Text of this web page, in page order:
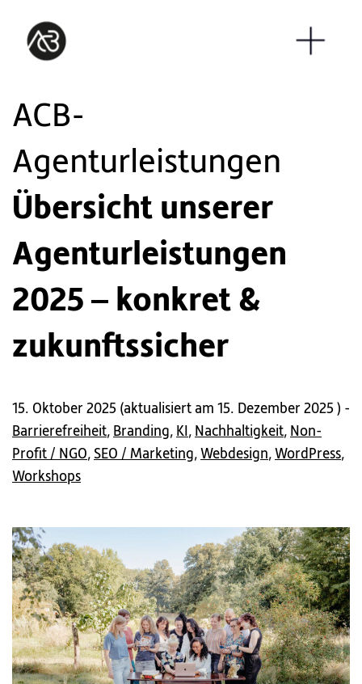
ACB-
Agenturleistungen
Übersicht unserer
Agenturleistungen
2025 – konkret &
zukunftssicher
15. Oktober 2025 (aktualisiert am 15. Dezember 2025 ) -
Barrierefreiheit, Branding, KI , Nachhaltigkeit, Non-
Profit / NGO, SEO / Marketing, Webdesign, WordPress,
Workshops